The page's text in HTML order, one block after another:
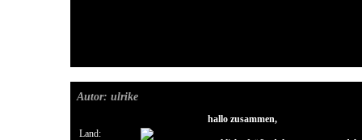
Autor: ulrike
Land:
hallo zusammen,